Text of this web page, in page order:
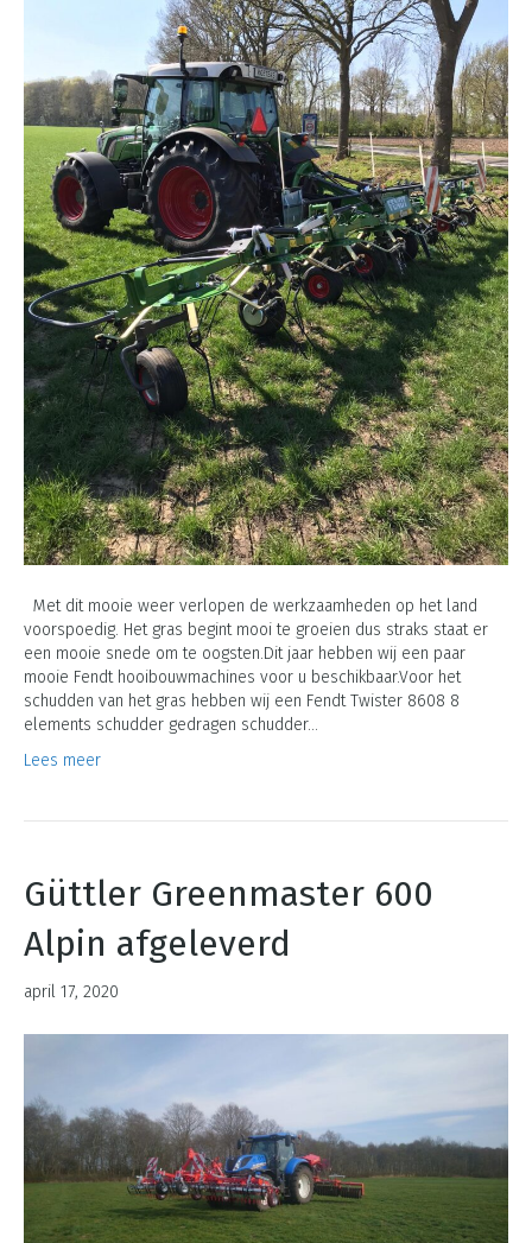
Met dit mooie weer verlopen de werkzaamheden op het land
voorspoedig. Het gras begint mooi te groeien dus straks staat er
een mooie snede om te oogsten.Dit jaar hebben wij een paar
mooie Fendt hooibouwmachines voor u beschikbaar.Voor het
schudden van het gras hebben wij een Fendt Twister 8608 8
elements schudder gedragen schudder…
Lees meer
Güttler Greenmaster 600
Alpin afgeleverd
april 17, 2020